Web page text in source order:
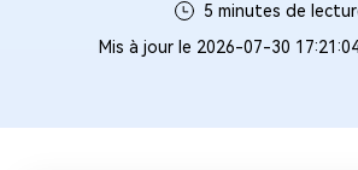
5 minutes de
Mis à jour le 2026-07-30